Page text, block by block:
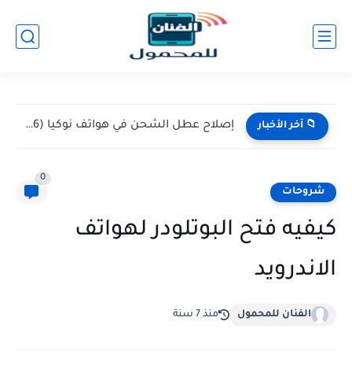
📁 آخر الأخبار إصلاح عطل الشحن في هواتف نوكيا (Nokia 105 / 106)...
شروحات
0
كيفيه فتح البوتلودر لهواتف
الاندرويد
الفنان للمحمول منذ 7 سنة